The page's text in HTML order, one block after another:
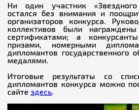
Ни один участник
остался без внимания и
организаторов конкурса.
коллективов были
сертификатами; а
призами, номерными
дипломантов государственного
медалями.
Итоговые результаты со
дипломантов конкурса можно
сайте здесь.